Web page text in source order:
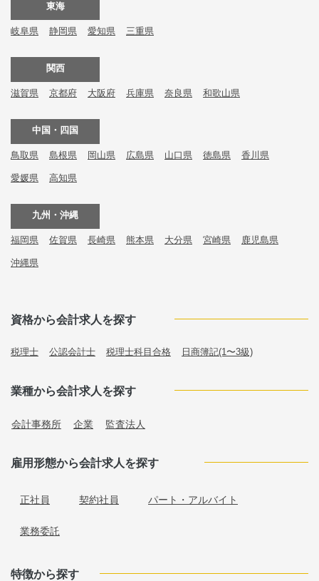
東海
岐阜県 静岡県 愛知県 三重県
関西
滋賀県 京都府 大阪府 兵庫県 奈良県 和歌山県
中国・四国
鳥取県 島根県 岡山県 広島県 山口県 徳島県 香川県
愛媛県 高知県
九州・沖縄
福岡県 佐賀県 長崎県 熊本県 大分県 宮崎県 鹿児島県
沖縄県
資格から会計求人を探す
税理士 公認会計士 税理士科目合格 日商簿記(1〜3級)
業種から会計求人を探す
会計事務所 企業 監査法人
雇用形態から会計求人を探す
正社員 契約社員 パート・アルバイト
業務委託
特徴から探す